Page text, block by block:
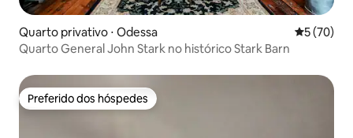
Quarto privativo ⋅ Odessa 5 de uma
5 (70)
Quarto General John Stark no histórico Stark Barn
Preferido dos hóspedes
Preferido dos hóspedes